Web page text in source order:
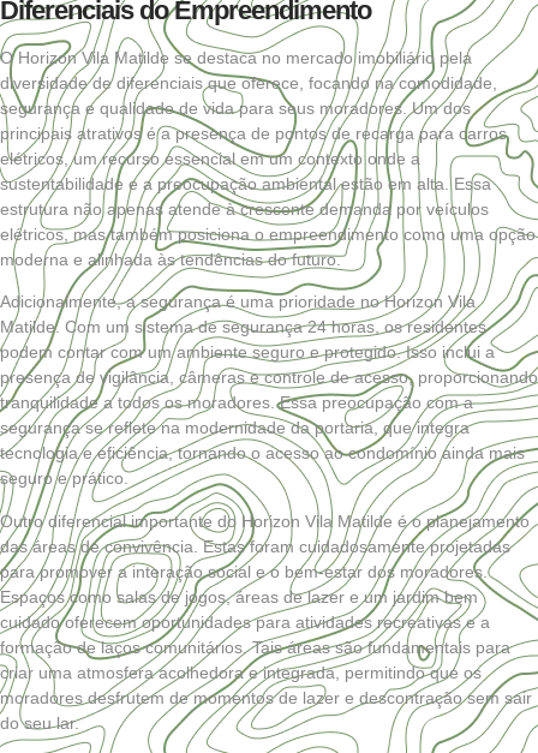
Diferenciais do Empreendimento
O Horizon Vila Matilde se destaca no mercado imobiliário pela
diversidade de diferenciais que oferece, focando na comodidade,
segurança e qualidade de vida para seus moradores. Um dos
principais atrativos é a presença de pontos de recarga para carros
elétricos, um recurso essencial em um contexto onde a
sustentabilidade e a preocupação ambiental estão em alta. Essa
estrutura não apenas atende à crescente demanda por veículos
elétricos, mas também posiciona o empreendimento como uma opção
moderna e alinhada às tendências do futuro.
Adicionalmente, a segurança é uma prioridade no Horizon Vila
Matilde. Com um sistema de segurança 24 horas, os residentes
podem contar com um ambiente seguro e protegido. Isso inclui a
presença de vigilância, câmeras e controle de acesso, proporcionando
tranquilidade a todos os moradores. Essa preocupação com a
segurança se reflete na modernidade da portaria, que integra
tecnologia e eficiência, tornando o acesso ao condomínio ainda mais
seguro e prático.
Outro diferencial importante do Horizon Vila Matilde é o planejamento
das áreas de convivência. Estas foram cuidadosamente projetadas
para promover a interação social e o bem-estar dos moradores.
Espaços como salas de jogos, áreas de lazer e um jardim bem
cuidado oferecem oportunidades para atividades recreativas e a
formação de laços comunitários. Tais áreas são fundamentais para
criar uma atmosfera acolhedora e integrada, permitindo que os
moradores desfrutem de momentos de lazer e descontração sem sair
do seu lar.